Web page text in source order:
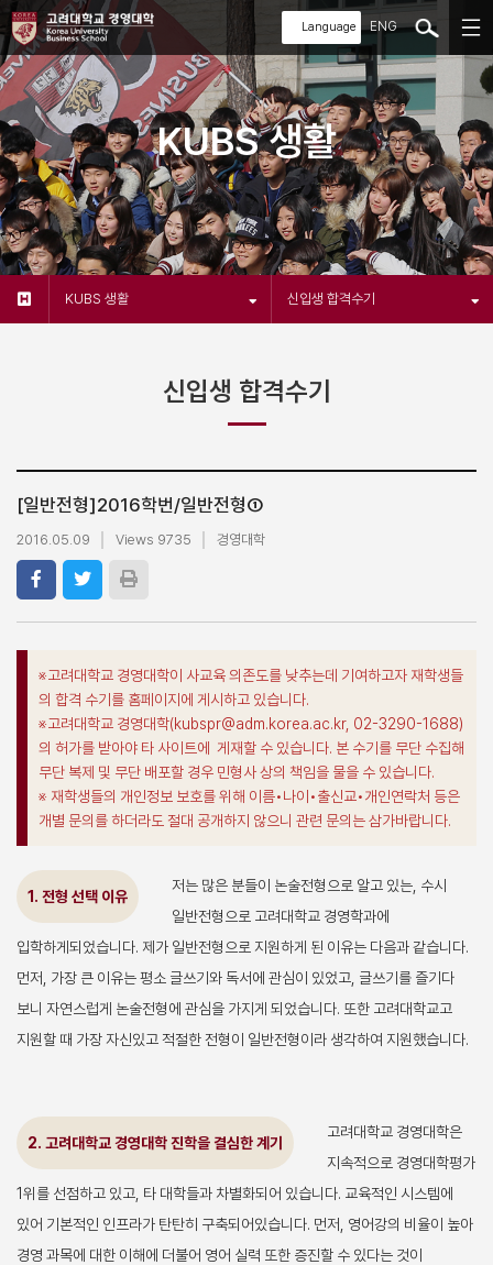
ENG
KUBS 생활
KUBS 생활 신입생 합격수기
신입생 합격수기
[일반전형]2016학번/일반전형①
2016.05.09 Views 9735 경영대학
※고려대학교 경영대학이 사교육 의존도를 낮추는데 기여하고자 재학생들
의 합격 수기를 홈페이지에 게시하고 있습니다.
※고려대학교 경영대학(kubspr@adm.korea.ac.kr, 02-3290-1688)
의 허가를 받아야 타 사이트에 게재할 수 있습니다. 본 수기를 무단 수집해
무단 복제 및 무단 배포할 경우 민형사 상의 책임을 물을 수 있습니다.
※ 재학생들의 개인정보 보호를 위해 이름•나이•출신교•개인연락처 등은
개별 문의를 하더라도 절대 공개하지 않으니 관련 문의는 삼가바랍니다.
1. 전형 선택 이유
저는 많은 분들이 논술전형으로 알고 있는, 수시
일반전형으로 고려대학교 경영학과에
입학하게되었습니다. 제가 일반전형으로 지원하게 된 이유는 다음과 같습니다.
먼저, 가장 큰 이유는 평소 글쓰기와 독서에 관심이 있었고, 글쓰기를 즐기다
보니 자연스럽게 논술전형에 관심을 가지게 되었습니다. 또한 고려대학교고
지원할 때 가장 자신있고 적절한 전형이 일반전형이라 생각하여 지원했습니다.
2. 고려대학교 경영대학 진학을 결심한 계기
고려대학교 경영대학은
지속적으로 경영대학평가
1위를 선점하고 있고, 타 대학들과 차별화되어 있습니다. 교육적인 시스템에
있어 기본적인 인프라가 탄탄히 구축되어있습니다. 먼저, 영어강의 비율이 높아
경영 과목에 대한 이해에 더불어 영어 실력 또한 증진할 수 있다는 것이